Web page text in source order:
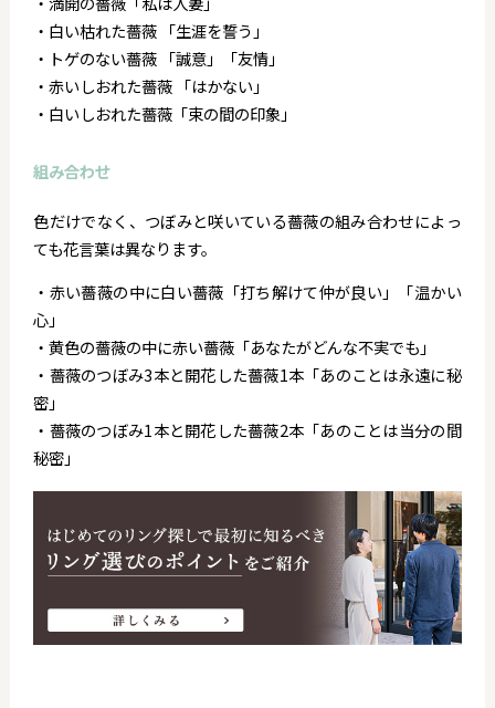
・白い枯れた薔薇 「生涯を誓う」
・トゲのない薔薇 「誠意」「友情」
・赤いしおれた薔薇 「はかない」
・白いしおれた薔薇「束の間の印象」
組み合わせ
色だけでなく、つぼみと咲いている薔薇の組み合わせによっ
ても花言葉は異なります。
・赤い薔薇の中に白い薔薇「打ち解けて仲が良い」「温かい
心」
・黄色の薔薇の中に赤い薔薇「あなたがどんな不実でも」
・薔薇のつぼみ3本と開花した薔薇1本「あのことは永遠に秘
密」
・薔薇のつぼみ1本と開花した薔薇2本「あのことは当分の間
秘密」